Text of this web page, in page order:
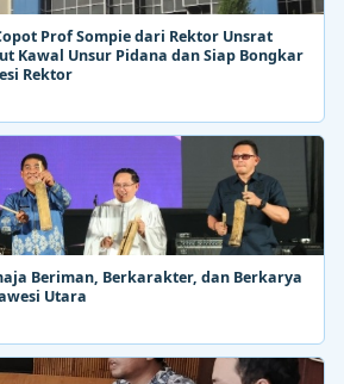
Prof Sompie dari Rektor Unsrat
Kawal Unsur Pidana dan Siap Bongkar
Rektor
Beriman, Berkarakter, dan Berkarya
Utara